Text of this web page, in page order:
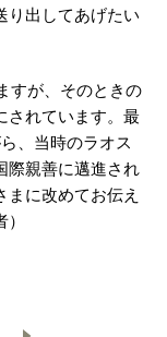
り出してあげたい
すが、そのときの
されています。最
、当時のラオス
際親善に邁進され
に改めてお伝え